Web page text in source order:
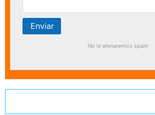
No le enviaremos spam